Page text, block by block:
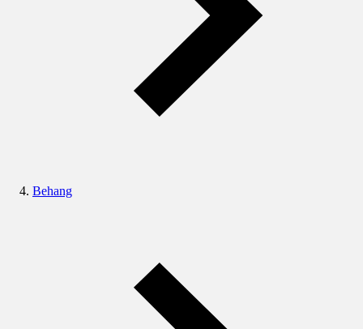
Behang